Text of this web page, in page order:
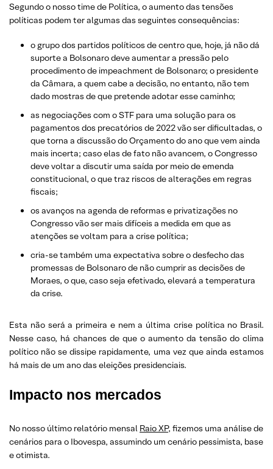
Segundo o nosso time de Política, o aumento das tensões
políticas podem ter algumas das seguintes consequências:
o grupo dos partidos políticos de centro que, hoje, já não dá
suporte a Bolsonaro deve aumentar a pressão pelo
procedimento de impeachment de Bolsonaro; o presidente
da Câmara, a quem cabe a decisão, no entanto, não tem
dado mostras de que pretende adotar esse caminho;
as negociações com o STF para uma solução para os
pagamentos dos precatórios de 2022 vão ser dificultadas, o
que torna a discussão do Orçamento do ano que vem ainda
mais incerta; caso elas de fato não avancem, o Congresso
deve voltar a discutir uma saída por meio de emenda
constitucional, o que traz riscos de alterações em regras
fiscais;
os avanços na agenda de reformas e privatizações no
Congresso vão ser mais difíceis a medida em que as
atenções se voltam para a crise política;
cria-se também uma expectativa sobre o desfecho das
promessas de Bolsonaro de não cumprir as decisões de
Moraes, o que, caso seja efetivado, elevará a temperatura
da crise.
Esta não será a primeira e nem a última crise política no Brasil.
Nesse caso, há chances de que o aumento da tensão do clima
político não se dissipe rapidamente, uma vez que ainda estamos
há mais de um ano das eleições presidenciais.
Impacto nos mercados
No nosso último relatório mensal Raio XP, fizemos uma análise de
cenários para o Ibovespa, assumindo um cenário pessimista, base
e otimista.